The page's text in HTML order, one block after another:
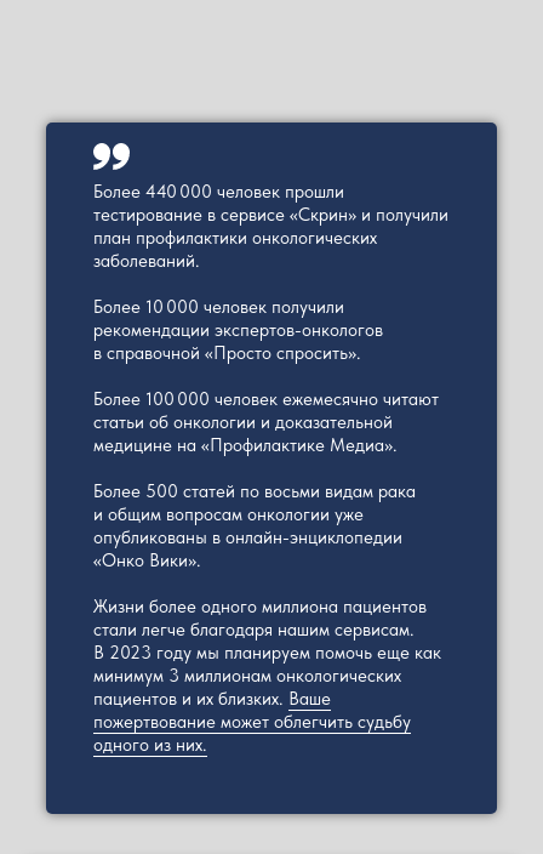
Более 440 000 человек прошли
тестирование в сервисе «Скрин» и получили
план профилактики онкологических
заболеваний.
Более 10 000 человек получили
рекомендации экспертов-онкологов
в справочной «Просто спросить».
Более 100 000 человек ежемесячно читают
статьи об онкологии и доказательной
медицине на «Профилактике Медиа».
Более 500 статей по восьми видам рака
и общим вопросам онкологии уже
опубликованы в онлайн-энциклопедии
«Онко Вики».
Жизни более одного миллиона пациентов
стали легче благодаря нашим сервисам.
В 2023 году мы планируем помочь еще как
минимум 3 миллионам онкологических
пациентов и их близких. Ваше
пожертвование может облегчить судьбу
одного из них.